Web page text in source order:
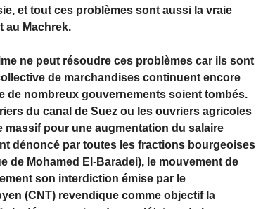
et tout ces problèmes sont aussi la vraie
au Machrek.
ne peut résoudre ces problèmes car ils sont
de marchandises continuent encore
de nombreux gouvernements soient tombés.
du canal de Suez ou les ouvriers agricoles
massif pour une augmentation du salaire
dénoncé par toutes les fractions bourgeoises
de Mohamed El-Baradei), le mouvement de
son interdiction émise par le
(CNT) revendique comme objectif la